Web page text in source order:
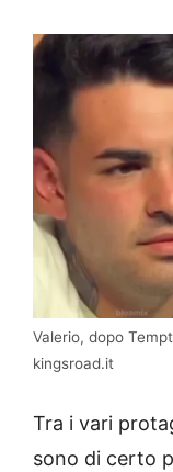
Valerio, dopo
kingsroad.it
Tra i vari
sono di certo